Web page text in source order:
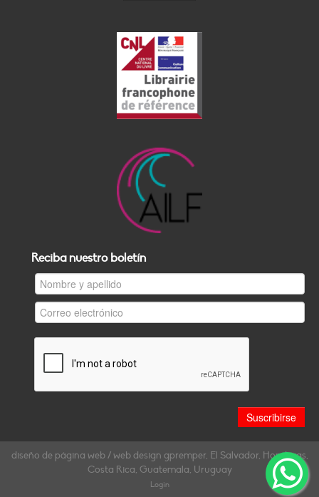
Reciba nuestro boletín
diseño de página web / web design gpremper, El Salvador, Honduras,
Costa Rica, Guatemala, Uruguay
Login